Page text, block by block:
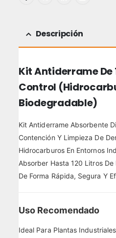
Descripción
Kit Antiderrame De
Control
Biodegradable)
Kit Antiderrame Absorbente
Contención Y Limpieza De
Hidrocarburos En Entornos
Absorber Hasta 120 Litros
De Forma Rápida, Segura Y
Uso Recomendado
Ideal Para Plantas